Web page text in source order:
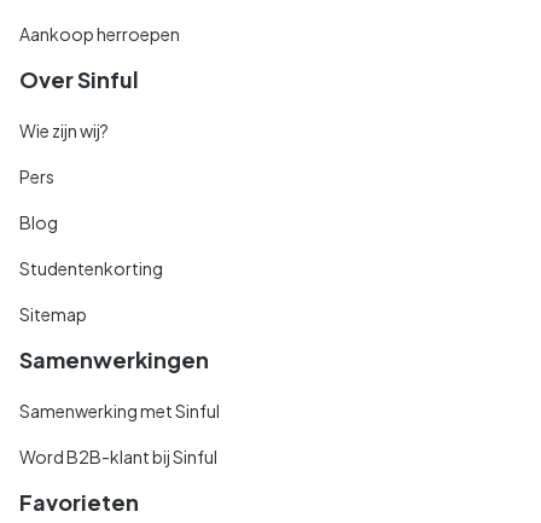
Aankoop herroepen
Over Sinful
Wie zijn wij?
Pers
Blog
Studentenkorting
Sitemap
Samenwerkingen
Samenwerking met Sinful
Word B2B-klant bij Sinful
Favorieten